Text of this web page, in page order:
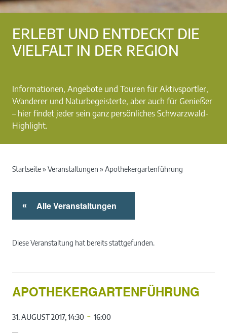
ERLEBT UND ENTDECKT DIE
VIELFALT IN DER REGION
Informationen, Angebote und Touren für Aktivsportler,
Wanderer und Naturbegeisterte, aber auch für Genießer
– hier findet jeder sein ganz persönliches Schwarzwald-
Highlight.
Startseite» Veranstaltungen » Apothekergartenführung
« Alle Veranstaltungen
Diese Veranstaltung hat bereits stattgefunden.
APOTHEKERGARTENFÜHRUNG
31. AUGUST 2017, 14:30 - 16:00